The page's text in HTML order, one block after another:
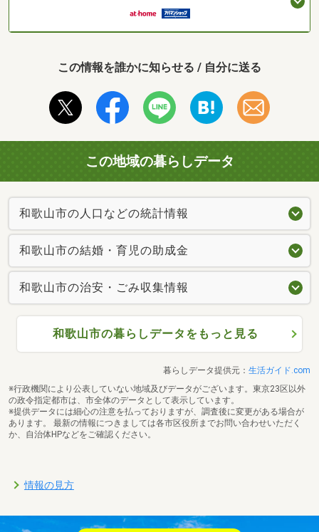
この情報を誰かに知らせる / 自分に送る
この地域の暮らしデータ
和歌山市の人口などの統計情報
和歌山市の結婚・育児の助成金
和歌山市の治安・ごみ収集情報
和歌山市の暮らしデータをもっと見る
暮らしデータ提供元： 生活ガイド.com
※行政機関により公表していない地域及びデータがございます。東京23区以外
の政令指定都市は、市全体のデータとして表示しています。
※提供データには細心の注意を払っておりますが、調査後に変更がある場合が
あります。 最新の情報につきましては各市区役所までお問い合わせいただく
か、自治体HPなどをご確認ください。
情報の見方